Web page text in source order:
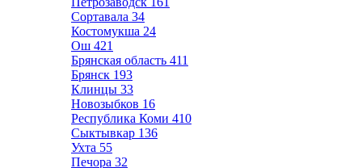
Сортавала 34
Костомукша 24
Ош 421
Брянская область 411
Брянск 193
Клинцы 33
Новозыбков 16
Республика Коми 410
Сыктывкар 136
Ухта 55
Печора 32